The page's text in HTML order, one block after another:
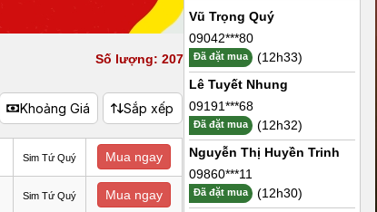
Số lượng: 207
Khoảng Giá Sắp xếp
Sim Tứ Quý Mua ngay
Sim Tứ Quý Mua ngay
Vũ Trọng Quý
09042***80
Đã đặt mua
(12h33)
Lê Tuyết Nhung
09191***68
Đã đặt mua
(12h32)
Nguyễn Thị Huyền Trinh
09860***11
Đã đặt mua
(12h30)